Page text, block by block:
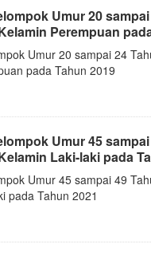
Umur 20
Perempuan
Umur 20 sampai 24
pada Tahun 2019
Umur 45
Laki-laki pada
Umur 45 sampai 49
pada Tahun 2021